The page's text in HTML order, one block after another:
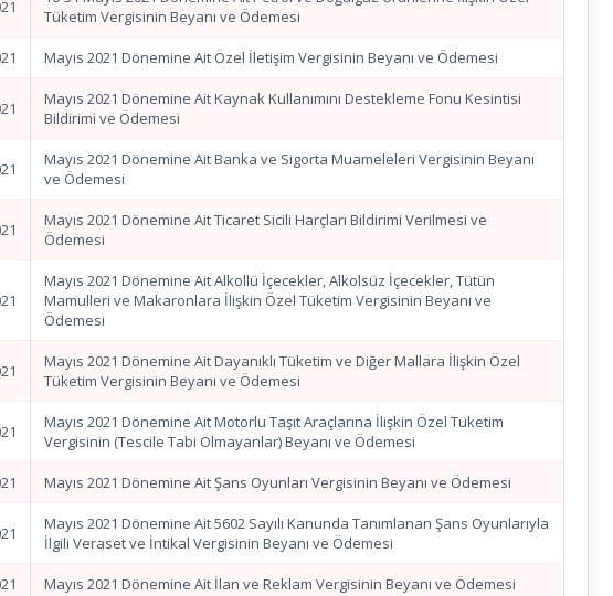
Tüketim Vergisinin Beyanı ve Ödemesi
Mayıs 2021 Dönemine Ait Özel İletişim Vergisinin Beyanı ve Ödemesi
Mayıs 2021 Dönemine Ait Kaynak Kullanımını Destekleme Fonu Kesintisi
Bildirimi ve Ödemesi
Mayıs 2021 Dönemine Ait Banka ve Sigorta Muameleleri Vergisinin Beyanı
ve Ödemesi
Mayıs 2021 Dönemine Ait Ticaret Sicili Harçları Bildirimi Verilmesi ve
Ödemesi
Mayıs 2021 Dönemine Ait Alkollü İçecekler, Alkolsüz İçecekler, Tütün
Mamulleri ve Makaronlara İlişkin Özel Tüketim Vergisinin Beyanı ve
Ödemesi
Mayıs 2021 Dönemine Ait Dayanıklı Tüketim ve Diğer Mallara İlişkin Özel
Tüketim Vergisinin Beyanı ve Ödemesi
Mayıs 2021 Dönemine Ait Motorlu Taşıt Araçlarına İlişkin Özel Tüketim
Vergisinin (Tescile Tabi Olmayanlar) Beyanı ve Ödemesi
Mayıs 2021 Dönemine Ait Şans Oyunları Vergisinin Beyanı ve Ödemesi
Mayıs 2021 Dönemine Ait 5602 Sayılı Kanunda Tanımlanan Şans Oyunlarıyla
İlgili Veraset ve İntikal Vergisinin Beyanı ve Ödemesi
Mayıs 2021 Dönemine Ait İlan ve Reklam Vergisinin Beyanı ve Ödemesi